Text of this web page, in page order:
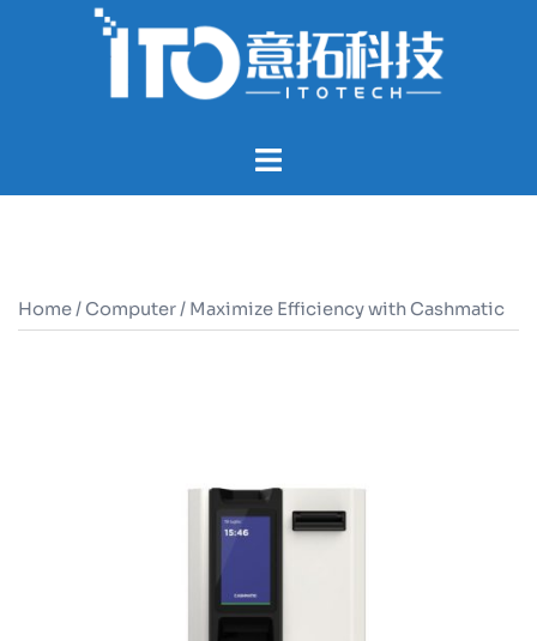
Home/Computer/ Maximize Efficiency with Cashmatic